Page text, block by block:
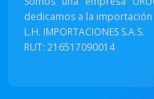
dedicamos a la
L.H. IMPORTACIONES S.A.S.
RUT: 216517090014